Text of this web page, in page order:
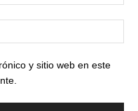
y sitio web en este